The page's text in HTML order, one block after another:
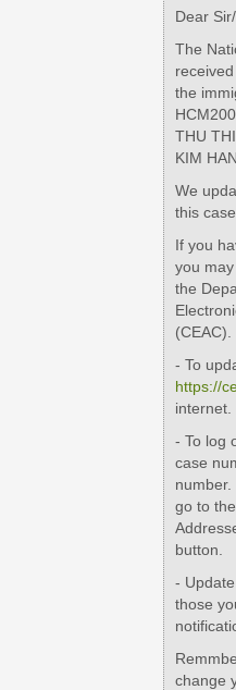
Dear
The
the
THU
KIM
We
this
If you
you
the
(CEAC).
- To
https://
internet.
- To log
case
go to
button.
-
those
change